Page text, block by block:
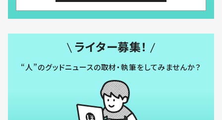
ライター募集！
“人”のグッドニュースの取材・執筆をしてみませんか？